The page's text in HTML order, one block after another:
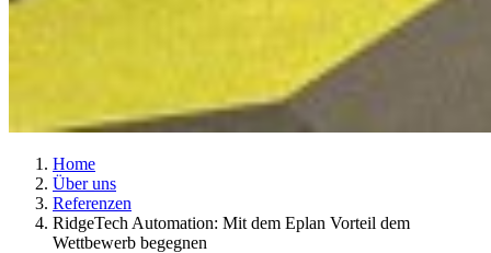
Home
Über uns
Referenzen
RidgeTech Automation: Mit dem Eplan Vorteil dem
Wettbewerb begegnen